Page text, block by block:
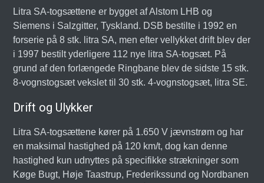
Litra SA-togsættene er bygget af Alstom LHB og
Siemens i Salzgitter, Tyskland. DSB bestilte i 1992 en
forserie på 8 stk. litra SA, men efter vellykket drift blev der
i 1997 bestilt yderligere 112 nye litra SA-togsæt. På
grund af den forlængede Ringbane blev de sidste 15 stk.
8-vognstogsæt vekslet til 30 stk. 4-vognstogsæt, litra SE.
Drift og Ulykker
Litra SA-togsættene kører på 1.650 V jævnstrøm og har
en maksimal hastighed på 120 km/t, dog kan denne
hastighed kun udnyttes på specifikke strækninger som
Køge Bugt, Høje Taastrup, Frederikssund og Nordbanen